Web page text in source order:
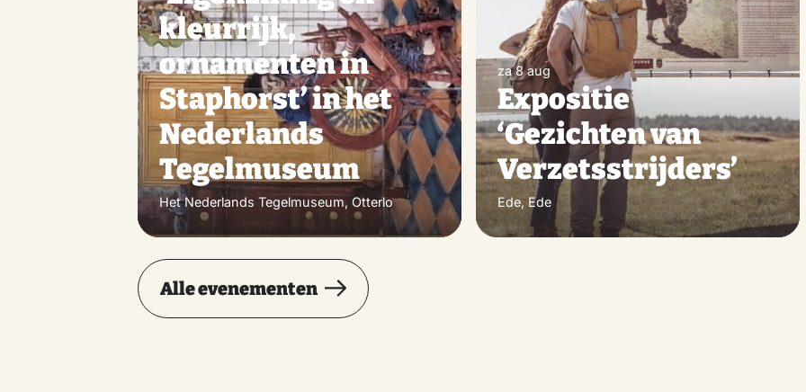
kleurrijk,
ornamenten in
Staphorst’ in het
Nederlands
Tegelmuseum
Het Nederlands Tegelmuseum, Otterlo
za 8 aug
Expositie
‘Gezichten van
Verzetsstrijders’
Ede, Ede
Alle evenementen